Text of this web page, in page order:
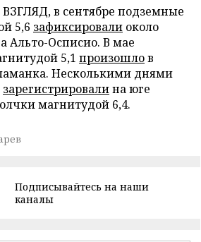
ВЗГЛЯД, в сентябре подземные
5,6 зафиксировали около
Альто-Осписио. В мае
5,1 произошлов
Несколькими днями
зарегистрировалина юге
магнитудой 6,4.
Подписывайтесь на наши
каналы